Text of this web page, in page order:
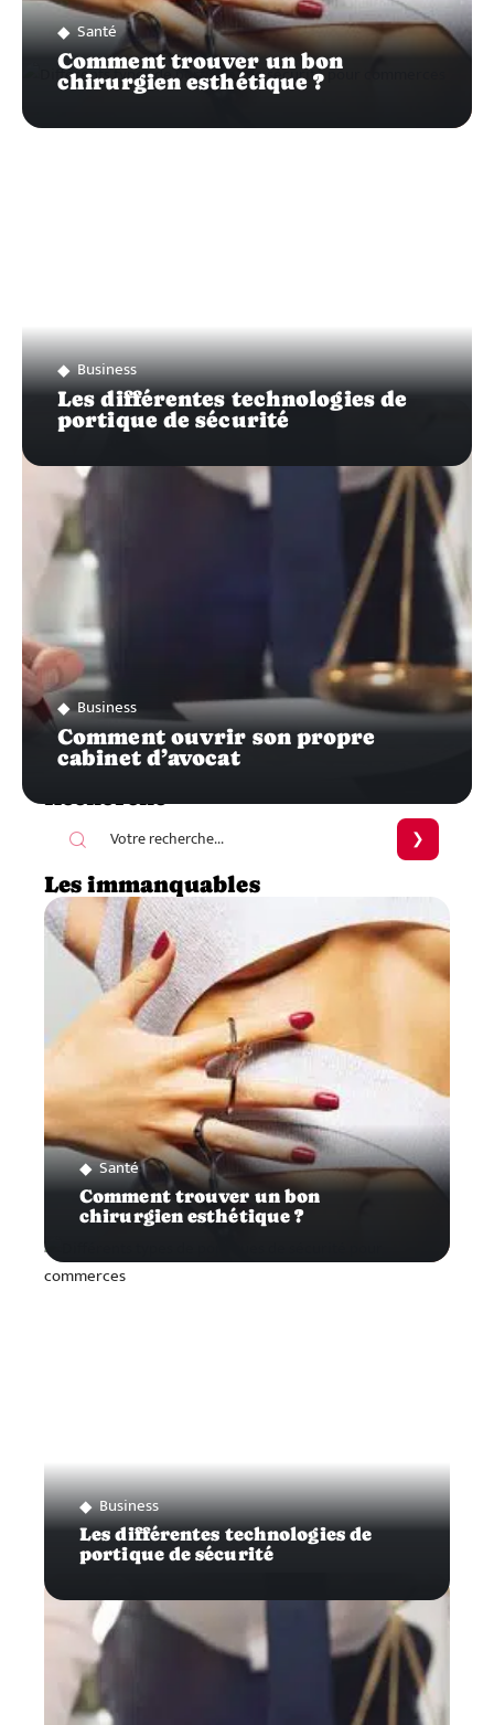
Santé
Comment trouver un bon
chirurgien esthétique ?
Business
Les différentes technologies de
portique de sécurité
Business
Comment ouvrir son propre
cabinet d’avocat
Recherche
Les immanquables
Santé
Comment trouver un bon
chirurgien esthétique ?
Business
Les différentes technologies de
portique de sécurité